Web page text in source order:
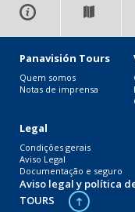
Panavisión Tours
Quem somos
Notas de imprensa
Legal
Condições gerais
Aviso Legal
Documentação e seguro
Aviso legal y política
TOURS